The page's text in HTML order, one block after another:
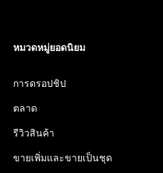
หมวดหมู่ยอดนิยม
การดรอปชิป
ตลาด
รีวิวสินค้า
ขายเพิ่มและขายเป็นชุด